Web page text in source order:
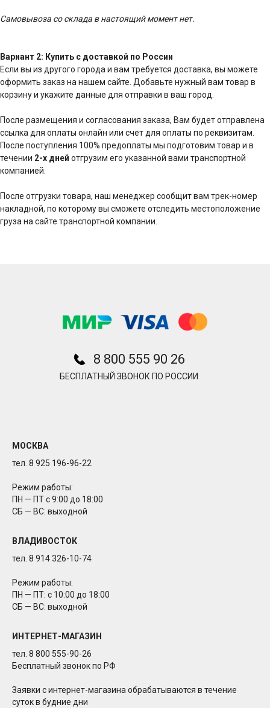
Самовывоза со склада в настоящий момент нет.
Вариант 2: Купить с доставкой по России
Если вы из другого города и вам требуется доставка, вы можете
оформить заказ на нашем сайте. Добавьте нужный вам товар в
корзину и укажите данные для отправки в ваш город.
После размещения и согласования заказа, Вам будет отправлена
ссылка для оплаты онлайн или счет для оплаты по реквизитам.
После поступления 100% предоплаты мы подготовим товар и в
течении 2-х дней отгрузим его указанной вами транспортной
компанией.
После отгрузки товара, наш менеджер сообщит вам трек-номер
накладной, по которому вы сможете отследить местоположение
груза на сайте транспортной компании.
8 800 555 90 26
БЕСПЛАТНЫЙ ЗВОНОК ПО РОССИИ
МОСКВА
тел. 8 925 196-96-22
Режим работы:
ПН — ПТ с 9:00 до 18:00
СБ — ВС: выходной
ВЛАДИВОСТОК
тел. 8 914 326-10-74
Режим работы:
ПН — ПТ: с 10:00 до 18:00
СБ — ВС: выходной
ИНТЕРНЕТ-МАГАЗИН
тел. 8 800 555-90-26
Бесплатный звонок по РФ
Заявки с интернет-магазина обрабатываются в течение
суток в будние дни